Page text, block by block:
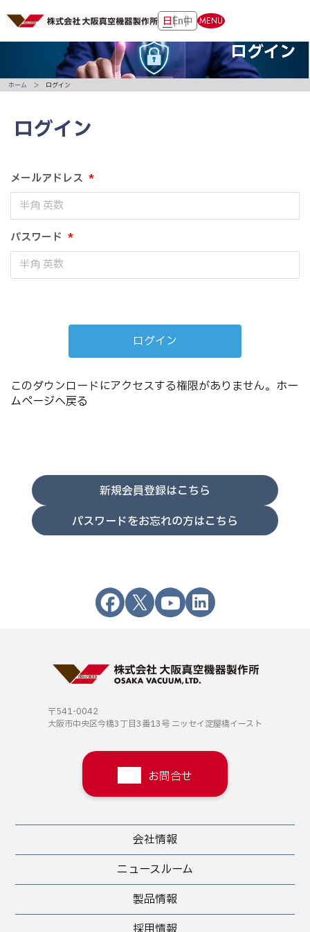
日En中 MENU
ログイン
ログイン
メールアドレス *
パスワード *
このダウンロードにアクセスする権限がありません。 ホー
ムページへ戻る
新規会員登録はこちら
パスワードをお忘れの方はこちら
ホーム ログイン
〒541-0042
大阪市中央区今橋3丁目3番13号 ニッセイ淀屋橋イースト
お問合せ
会社情報
ニュースルーム
製品情報